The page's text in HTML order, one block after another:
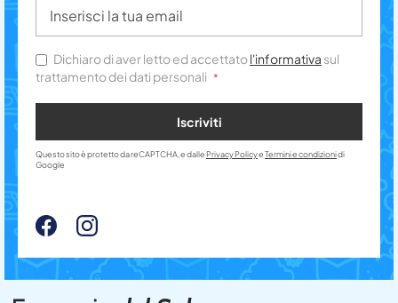
Dichiaro di aver letto ed accettatol'informativa sul
trattamento dei dati personali
Iscriviti
Questo sito è protetto da reCAPTCHA, e dalle Privacy PolicyeTermini e condizionidi
Google